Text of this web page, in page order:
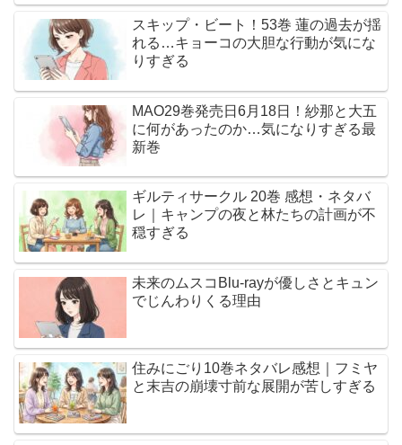
スキップ・ビート！53巻 蓮の過去が揺
れる…キョーコの大胆な行動が気にな
りすぎる
MAO29巻発売日6月18日！紗那と大五
に何があったのか…気になりすぎる最
新巻
ギルティサークル 20巻 感想・ネタバ
レ｜キャンプの夜と林たちの計画が不
穏すぎる
未来のムスコBlu-rayが優しさとキュン
でじんわりくる理由
住みにごり10巻ネタバレ感想｜フミヤ
と末吉の崩壊寸前な展開が苦しすぎる